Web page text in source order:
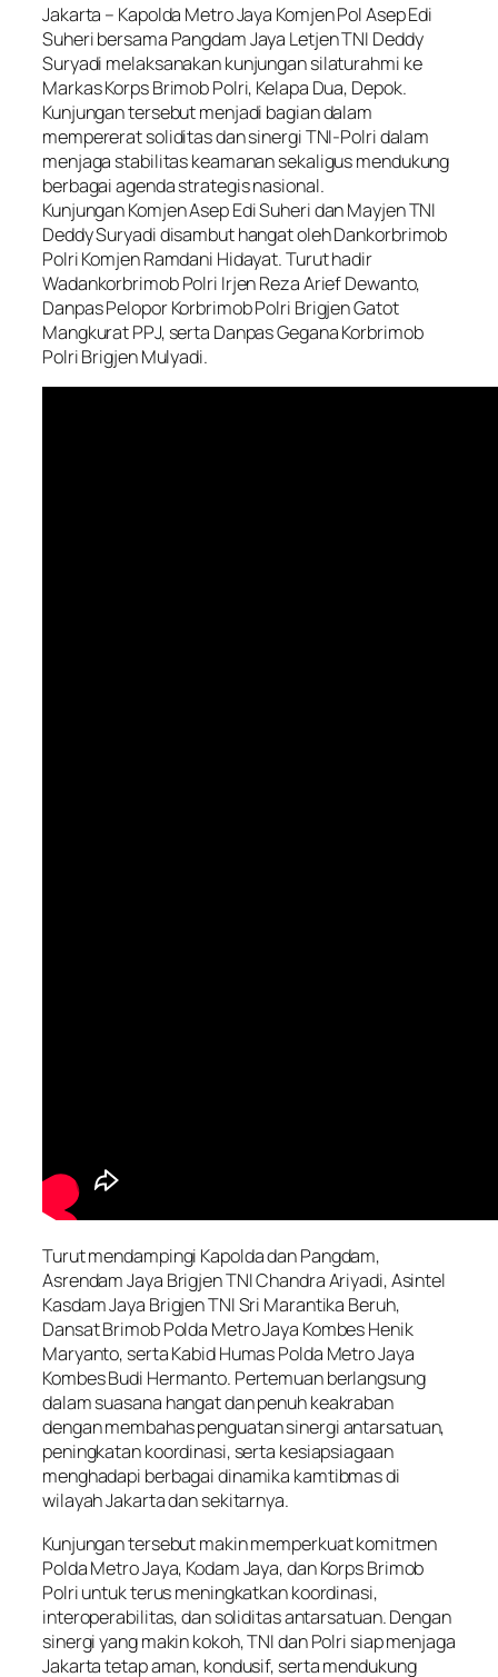
Jakarta – Kapolda Metro Jaya Komjen Pol Asep Edi
Suheri bersama Pangdam Jaya Letjen TNI Deddy
Suryadi melaksanakan kunjungan silaturahmi ke
Markas Korps Brimob Polri, Kelapa Dua, Depok.
Kunjungan tersebut menjadi bagian dalam
mempererat soliditas dan sinergi TNI-Polri dalam
menjaga stabilitas keamanan sekaligus mendukung
berbagai agenda strategis nasional.
Kunjungan Komjen Asep Edi Suheri dan Mayjen TNI
Deddy Suryadi disambut hangat oleh Dankorbrimob
Polri Komjen Ramdani Hidayat. Turut hadir
Wadankorbrimob Polri Irjen Reza Arief Dewanto,
Danpas Pelopor Korbrimob Polri Brigjen Gatot
Mangkurat PPJ, serta Danpas Gegana Korbrimob
Polri Brigjen Mulyadi.
Turut mendampingi Kapolda dan Pangdam,
Asrendam Jaya Brigjen TNI Chandra Ariyadi, Asintel
Kasdam Jaya Brigjen TNI Sri Marantika Beruh,
Dansat Brimob Polda Metro Jaya Kombes Henik
Maryanto, serta Kabid Humas Polda Metro Jaya
Kombes Budi Hermanto. Pertemuan berlangsung
dalam suasana hangat dan penuh keakraban
dengan membahas penguatan sinergi antarsatuan,
peningkatan koordinasi, serta kesiapsiagaan
menghadapi berbagai dinamika kamtibmas di
wilayah Jakarta dan sekitarnya.
Kunjungan tersebut makin memperkuat komitmen
Polda Metro Jaya, Kodam Jaya, dan Korps Brimob
Polri untuk terus meningkatkan koordinasi,
interoperabilitas, dan soliditas antarsatuan. Dengan
sinergi yang makin kokoh, TNI dan Polri siap menjaga
Jakarta tetap aman, kondusif, serta mendukung